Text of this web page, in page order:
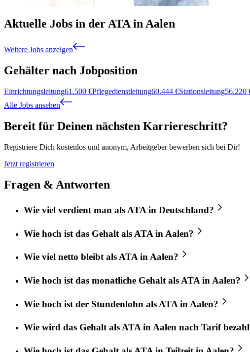
Aktuelle Jobs in der ATA in Aalen
Weitere Jobs anzeigen
Gehälter nach Jobposition
Einrichtungsleitung61.500 €Pflegedienstleitung60.444 €Stationsleitung56.220
Alle Jobs ansehen
Bereit für Deinen nächsten Karriereschritt?
Registriere Dich kostenlos und anonym, Arbeitgeber bewerben sich bei Dir!
Jetzt registrieren
Fragen & Antworten
Wie viel verdient man als ATA in Deutschland?
Wie hoch ist das Gehalt als ATA in Aalen?
Wie viel netto bleibt als ATA in Aalen?
Wie hoch ist das monatliche Gehalt als ATA in Aalen?
Wie hoch ist der Stundenlohn als ATA in Aalen?
Wie wird das Gehalt als ATA in Aalen nach Tarif